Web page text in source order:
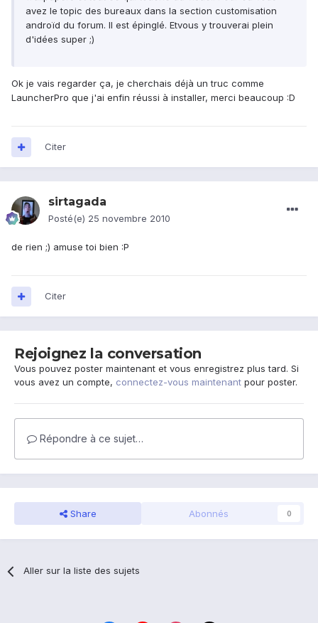
avez le topic des bureaux dans la section customisation
androïd du forum. Il est épinglé. Etvous y trouverai plein
d'idées super ;)
Ok je vais regarder ça, je cherchais déjà un truc comme
LauncherPro que j'ai enfin réussi à installer, merci beaucoup :D
Citer
sirtagada
Posté(e) 25 novembre 2010
de rien ;) amuse toi bien :P
Citer
Rejoignez la conversation
Vous pouvez poster maintenant et vous enregistrez plus tard. Si
vous avez un compte, connectez-vous maintenant pour poster.
Répondre à ce sujet…
Share Abonnés 0
Aller sur la liste des sujets